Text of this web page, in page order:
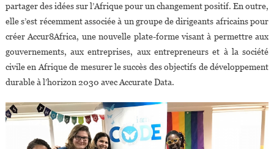
partager des idées sur l’Afrique pour un changement positif. En outre,
elle s’est récemment associée à un groupe de dirigeants africains pour
créer Accur8Africa, une nouvelle plate-forme visant à permettre aux
gouvernements, aux entreprises, aux entrepreneurs et à la société
civile en Afrique de mesurer le succès des objectifs de développement
durable à l’horizon 2030 avec Accurate Data.